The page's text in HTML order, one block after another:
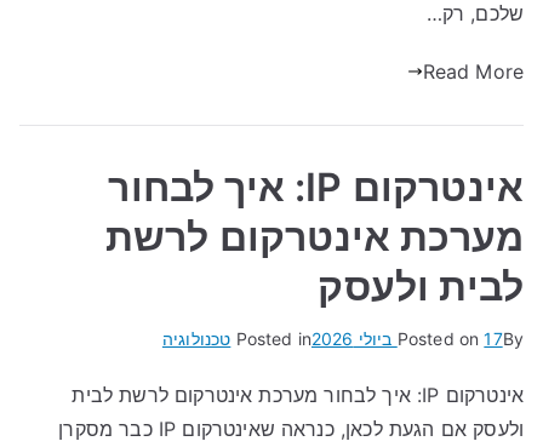
שלכם, רק…
Read More
אינטרקום IP: איך לבחור
מערכת אינטרקום לרשת
לבית ולעסק
By
Posted on17 ביולי 2026 Posted in טכנולוגיה
אינטרקום IP: איך לבחור מערכת אינטרקום לרשת לבית
ולעסק אם הגעת לכאן, כנראה שאינטרקום IP כבר מסקרן